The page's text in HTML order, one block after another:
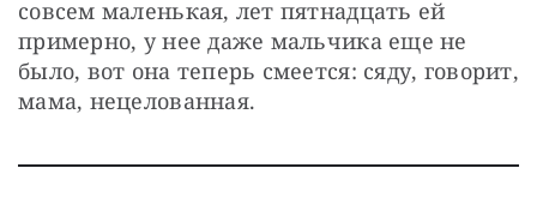
совсем маленькая, лет пятнадцать ей
примерно, у нее даже мальчика еще не
было, вот она теперь смеется: сяду, говорит,
мама, нецелованная.